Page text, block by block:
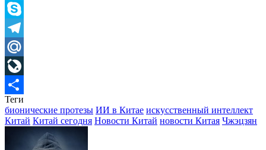
Viber
Skype
Telegram
Mail.Ru
LiveJournal
Отправить
Теги
бионические протезы ИИ в Китае искусственный интеллект
Китай Китай сегодня Новости Китай новости Китая Чжэцзян